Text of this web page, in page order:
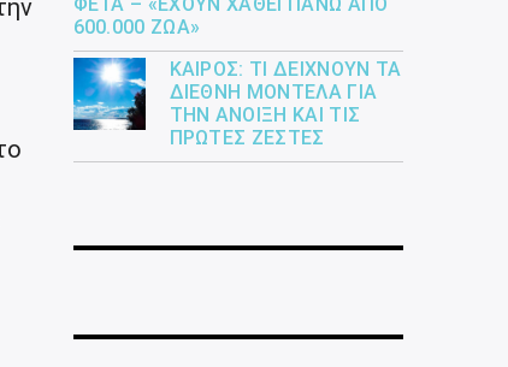
600.000 ΖΏΑ»
ΚΑΙΡΌΣ: ΤΙ ΔΕΊΧΝΟΥΝ ΤΑ
ΔΙΕΘΝΉ ΜΟΝΤΈΛΑ ΓΙΑ
ΤΗΝ ΆΝΟΙΞΗ ΚΑΙ ΤΙΣ
ΠΡΏΤΕΣ ΖΈΣΤΕΣ